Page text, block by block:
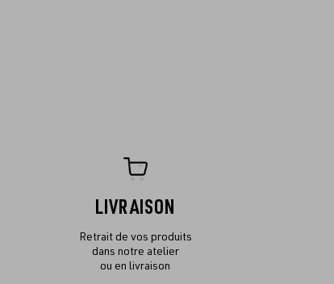
LIVRAISON
Retrait de vos produits
dans notre atelier
ou en livraison